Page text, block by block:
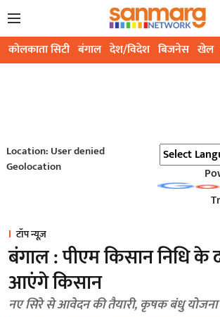
कोलकाता सिटी बंगाल देश/विदेश बिजनेस खेल
Location: User denied
Geolocation
टॉप न्यूज़
बंगाल : पीएम किसान निधि के
आएंगे किसान
नए सिरे से आवेदन की तैयारी, कृषक बंधु योजना